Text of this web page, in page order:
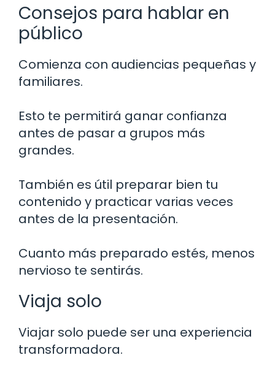
Consejos para hablar en
público
Comienza con audiencias pequeñas y
familiares.
Esto te permitirá ganar confianza
antes de pasar a grupos más
grandes.
También es útil preparar bien tu
contenido y practicar varias veces
antes de la presentación.
Cuanto más preparado estés, menos
nervioso te sentirás.
Viaja solo
Viajar solo puede ser una experiencia
transformadora.